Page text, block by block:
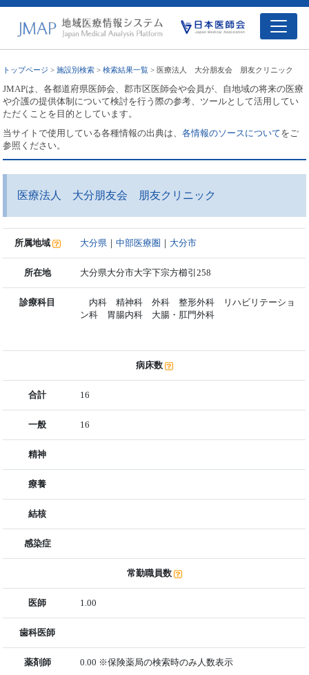
トップページ >施設別検索 >検索結果一覧 > 医療法人 大分朋友会 朋友クリニック
JMAPは、各都道府県医師会、郡市区医師会や会員が、自地域の将来の医療
や介護の提供体制について検討を行う際の参考、ツールとして活用してい
ただくことを目的としています。
当サイトで使用している各種情報の出典は、各情報のソースについてをご
参照ください。
医療法人 大分朋友会 朋友クリニック
所属地域 大分県 ｜中部医療圏 ｜ 大分市
所在地 大分県大分市大字下宗方櫛引258
診療科目
内科 精神科 外科 整形外科 リハビリテーショ
ン科 胃腸内科 大腸・肛門外科
病床数
合計 16
一般 16
精神
療養
結核
感染症
常勤職員数
医師 1.00
歯科医師
薬剤師 0.00 ※保険薬局の検索時のみ人数表示